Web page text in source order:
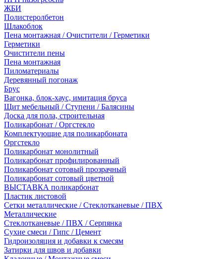
ЖБИ
Полистеролбетон
Шлакоблок
Пена монтажная / Очистители / Герметики
Герметики
Очистители пены
Пена монтажная
Пиломатериалы
Деревянный погонаж
Брус
Вагонка, блок-хаус, имитация бруса
Щит мебельный / Ступени / Балясины
Доска для пола, строительная
Поликарбонат / Оргстекло
Комплектующие для поликарбоната
Оргстекло
Поликарбонат монолитный
Поликарбонат профилированный
Поликарбонат сотовый прозрачный
Поликарбонат сотовый цветной
ВЫСТАВКА поликарбонат
Пластик листовой
Сетки металлические / Стеклотканевые / ПВХ
Металлические
Стеклотканевые / ПВХ / Серпянка
Сухие смеси / Гипс / Цемент
Гидроизоляция и добавки к смесям
Затирки для швов и добавки